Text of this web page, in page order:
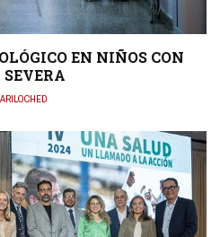
EN NIÑOS CON